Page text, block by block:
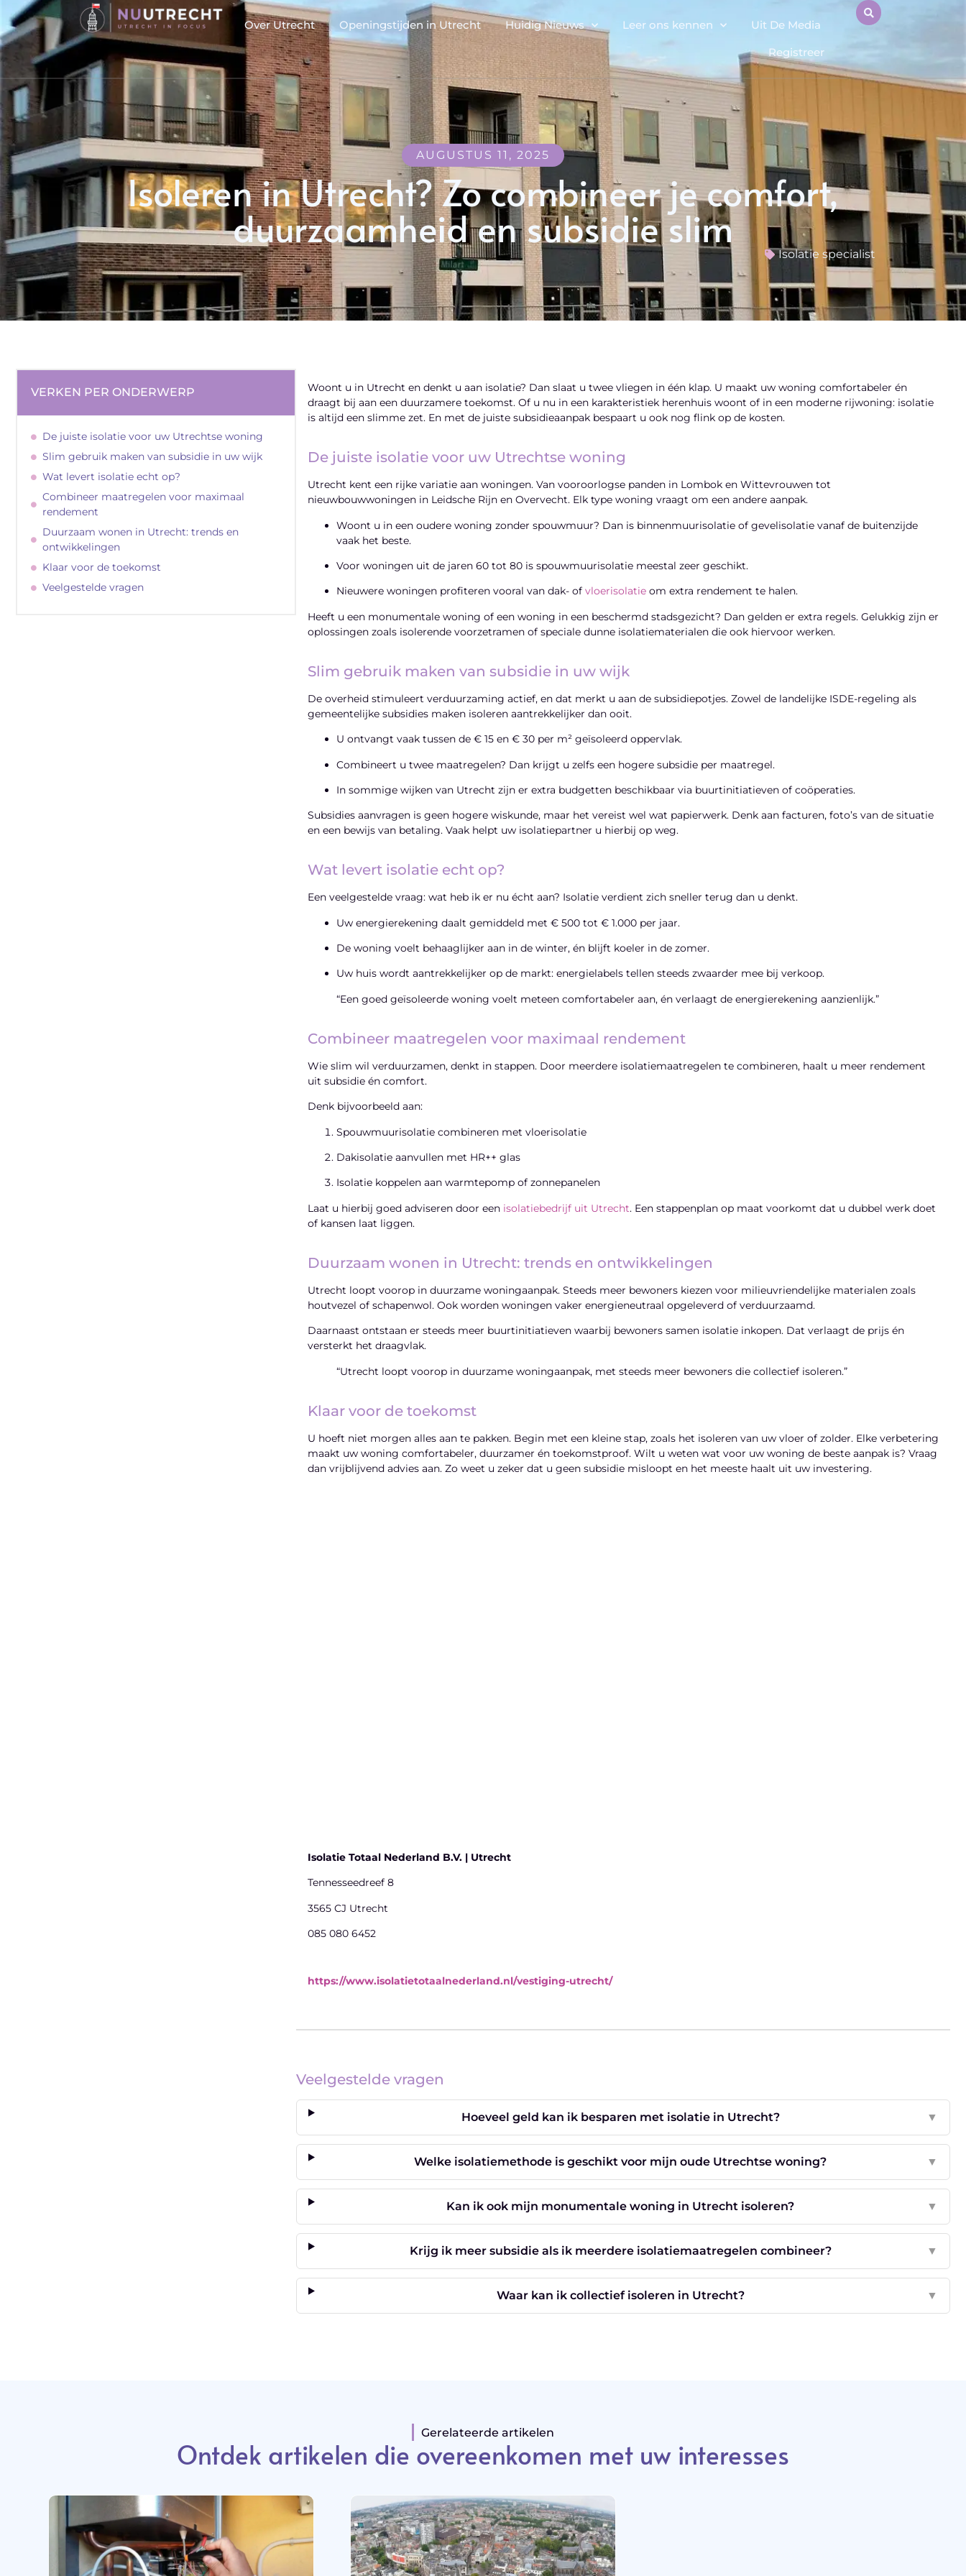
Over Utrecht Openingstijden in Utrecht Huidig Nieuws Leer ons kennen
Uit De Media
Registreer
AUGUSTUS 11, 2025
Isoleren in Utrecht? Zo combineer je comfort,
duurzaamheid en subsidie slim
Isolatie specialist
Woont u in Utrecht en denkt u aan isolatie? Dan slaat u twee vliegen in één klap. U maakt uw woning comfortabeler én
draagt bij aan een duurzamere toekomst. Of u nu in een karakteristiek herenhuis woont of in een moderne rijwoning: isolatie
is altijd een slimme zet. En met de juiste subsidieaanpak bespaart u ook nog flink op de kosten.
De juiste isolatie voor uw Utrechtse woning
Utrecht kent een rijke variatie aan woningen. Van vooroorlogse panden in Lombok en Wittevrouwen tot
nieuwbouwwoningen in Leidsche Rijn en Overvecht. Elk type woning vraagt om een andere aanpak.
Woont u in een oudere woning zonder spouwmuur? Dan is binnenmuurisolatie of gevelisolatie vanaf de buitenzijde
vaak het beste.
Voor woningen uit de jaren 60 tot 80 is spouwmuurisolatie meestal zeer geschikt.
Nieuwere woningen profiteren vooral van dak- of vloerisolatie om extra rendement te halen.
Heeft u een monumentale woning of een woning in een beschermd stadsgezicht? Dan gelden er extra regels. Gelukkig zijn er
oplossingen zoals isolerende voorzetramen of speciale dunne isolatiematerialen die ook hiervoor werken.
Slim gebruik maken van subsidie in uw wijk
De overheid stimuleert verduurzaming actief, en dat merkt u aan de subsidiepotjes. Zowel de landelijke ISDE-regeling als
gemeentelijke subsidies maken isoleren aantrekkelijker dan ooit.
U ontvangt vaak tussen de € 15 en € 30 per m² geïsoleerd oppervlak.
Combineert u twee maatregelen? Dan krijgt u zelfs een hogere subsidie per maatregel.
In sommige wijken van Utrecht zijn er extra budgetten beschikbaar via buurtinitiatieven of coöperaties.
Subsidies aanvragen is geen hogere wiskunde, maar het vereist wel wat papierwerk. Denk aan facturen, foto’s van de situatie
en een bewijs van betaling. Vaak helpt uw isolatiepartner u hierbij op weg.
Wat levert isolatie echt op?
Een veelgestelde vraag: wat heb ik er nu écht aan? Isolatie verdient zich sneller terug dan u denkt.
Uw energierekening daalt gemiddeld met € 500 tot € 1.000 per jaar.
De woning voelt behaaglijker aan in de winter, én blijft koeler in de zomer.
Uw huis wordt aantrekkelijker op de markt: energielabels tellen steeds zwaarder mee bij verkoop.
“Een goed geïsoleerde woning voelt meteen comfortabeler aan, én verlaagt de energierekening aanzienlijk.”
Combineer maatregelen voor maximaal rendement
Wie slim wil verduurzamen, denkt in stappen. Door meerdere isolatiemaatregelen te combineren, haalt u meer rendement
uit subsidie én comfort.
Denk bijvoorbeeld aan:
Spouwmuurisolatie combineren met vloerisolatie
Dakisolatie aanvullen met HR++ glas
Isolatie koppelen aan warmtepomp of zonnepanelen
Laat u hierbij goed adviseren door een isolatiebedrijf uit Utrecht. Een stappenplan op maat voorkomt dat u dubbel werk doet
of kansen laat liggen.
Duurzaam wonen in Utrecht: trends en ontwikkelingen
Utrecht loopt voorop in duurzame woningaanpak. Steeds meer bewoners kiezen voor milieuvriendelijke materialen zoals
houtvezel of schapenwol. Ook worden woningen vaker energieneutraal opgeleverd of verduurzaamd.
Daarnaast ontstaan er steeds meer buurtinitiatieven waarbij bewoners samen isolatie inkopen. Dat verlaagt de prijs én
versterkt het draagvlak.
“Utrecht loopt voorop in duurzame woningaanpak, met steeds meer bewoners die collectief isoleren.”
Klaar voor de toekomst
U hoeft niet morgen alles aan te pakken. Begin met een kleine stap, zoals het isoleren van uw vloer of zolder. Elke verbetering
maakt uw woning comfortabeler, duurzamer én toekomstproof. Wilt u weten wat voor uw woning de beste aanpak is? Vraag
dan vrijblijvend advies aan. Zo weet u zeker dat u geen subsidie misloopt en het meeste haalt uit uw investering.
Isolatie Totaal Nederland B.V. | Utrecht
Tennesseedreef 8
3565 CJ Utrecht
085 080 6452
https://www.isolatietotaalnederland.nl/vestiging-utrecht/
Veelgestelde vragen
Hoeveel geld kan ik besparen met isolatie in Utrecht? ▼
Welke isolatiemethode is geschikt voor mijn oude Utrechtse woning? ▼
Kan ik ook mijn monumentale woning in Utrecht isoleren? ▼
Krijg ik meer subsidie als ik meerdere isolatiemaatregelen combineer? ▼
Waar kan ik collectief isoleren in Utrecht? ▼
VERKEN PER ONDERWERP
De juiste isolatie voor uw Utrechtse woning
Slim gebruik maken van subsidie in uw wijk
Wat levert isolatie echt op?
Combineer maatregelen voor maximaal
rendement
Duurzaam wonen in Utrecht: trends en
ontwikkelingen
Klaar voor de toekomst
Veelgestelde vragen
Gerelateerde artikelen
Ontdek artikelen die overeenkomen met uw interesses